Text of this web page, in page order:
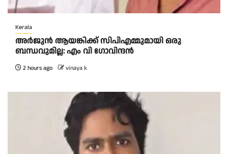
Kerala
അര്‍ജുന്‍ ആയങ്കിക്ക് സിപിഎമ്മുമായി ഒരു
ബന്ധവുമില്ല: എം വി ഗോവിന്ദന്‍
2 hours ago vinaya k